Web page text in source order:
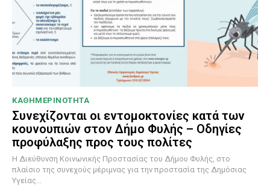
ΚΑΘΗΜΕΡΙΝΟΤΗΤΑ
Συνεχίζονται οι εντομοκτονίες κατά των
κουνουπιών στον Δήμο Φυλής – Οδηγίες
προφύλαξης προς τους πολίτες
Η Διεύθυνση Κοινωνικής Προστασίας του Δήμου Φυλής, στο
πλαίσιο της συνεχούς μέριμνας για την προστασία της Δημόσιας
Υγείας...